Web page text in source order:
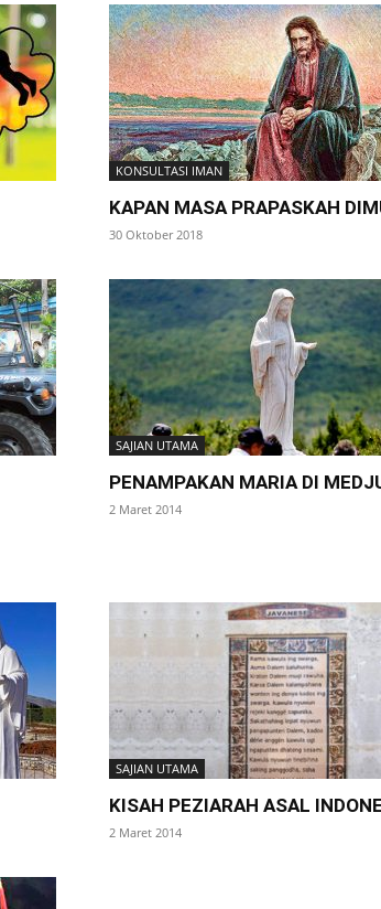
KONSULTASI IMAN
KAPAN MASA PRAPASKAH
30 Oktober 2018
SAJIAN UTAMA
PENAMPAKAN MARIA DI
2 Maret 2014
SAJIAN UTAMA
KISAH PEZIARAH ASAL
2 Maret 2014